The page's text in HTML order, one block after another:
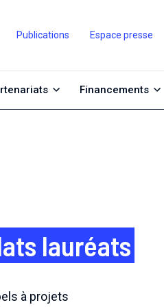
Publications Espace presse
Financements
lauréats
à projets